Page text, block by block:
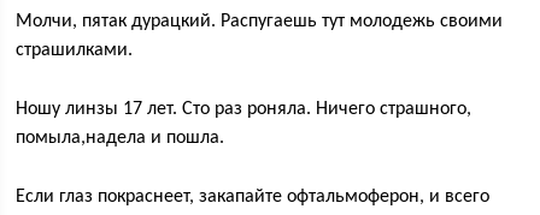
Молчи, пятак дурацкий. Распугаешь тут молодежь своими
страшилками.
Ношу линзы 17 лет. Сто раз роняла. Ничего страшного,
помыла,надела и пошла.
Если глаз покраснеет, закапайте офтальмоферон, и всего